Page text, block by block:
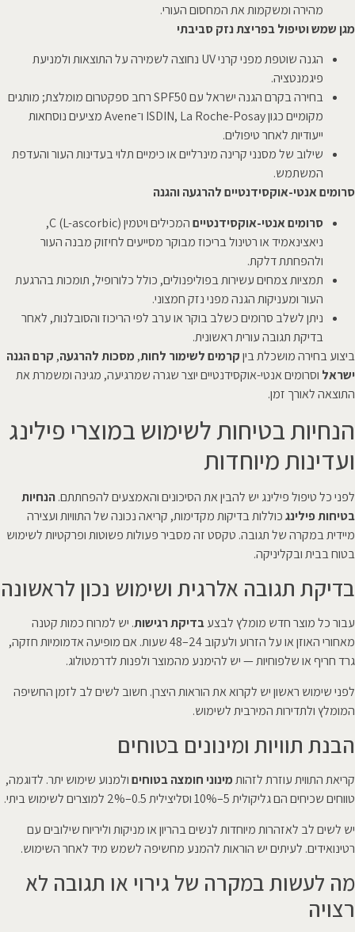
מהירה ומשקמות את המחסום העורי.
מגן שמש וטיפול בפריצת נזק סביבתי
הגנה שוטפת מפני קרני UV נחוצה לשמירה על התוצאות ולמניעת
פיגמנטציה.
בחירה בקרם הגנה ישראל עם SPF50 רחב ספקטרום מומלצת; מותגים
מקומיים כגון ISDIN, La Roche-Posay ו־Avene מציעים נוסחאות
ייעודיות לאחר טיפולים.
שילוב של מסנני קרינה מינרליים או כימיים תלוי בעדינות העור והעדפת
המשתמש.
סרומים אנטי-אוקסידנטיים להרגעה והגנה
סרומים אנטי-אוקסידנטיים
המכילים ויטמין C (L-ascorbic),
ניאצינאמיד או רטינול בריכוז מבוקר מסייעים לחיזוק מבנה העור
ולהפחתת דלקת.
תמציות צמחים עשירות בפוליפנולים, כולל כלורופיל, תומכות בהרגעת
העור ומעניקות הגנה מפני נזק חמצוני.
ניתן לשלב סרומים כשלב בוקר או ערב לפי הריכוז והסובלנות, לאחר
בדיקת תגובה עורית ראשונית.
ביצוע בחירה מושכלת ביןקרמים לשימור לחות, מסכות להרגעה, קרם הגנה
ישראל וסרומים אנטי-אוקסידנטיים יוצר שגרה שמרגיעה, מגינה ומשמרת את
התוצאה לאורך זמן.
הנחיות בטיחות לשימוש במוצרי פילינג
ועדינות מיוחדות
לפני כל טיפול פילינג יש להבין את הסיכונים והאמצעים להפחתתם.הנחיות
בטיחות פילינגכוללות בדיקות מקדימות, קריאה נכונה של התוויות ועצירה
מיידית במקרה של תגובה. טקסט זה מסביר פעולות פשוטות ופרקטיות לשימוש
בטוח בבית ובקליניקה.
בדיקת תגובה אלרגית ושימוש נכון לראשונה
עבור כל מוצר חדש מומלץ לבצעבדיקת רגישות. יש למרוח כמות קטנה
מאחורי האוזן או על הזרוע ולעקוב 24–48 שעות. אם מופיעה אדמומיות חזקה,
גרד חריף או שלפוחיות — יש להימנע מהמוצר ולפנות לדרמטולוג.
לפני שימוש ראשון יש לקרוא את הוראות היצרן. חשוב לשים לב לזמן החשיפה
המומלץ ולתדירות המירבית לשימוש.
הבנת תוויות ומינונים בטוחים
קריאת התווית עוזרת לזהותמינוני חומצה בטוחיםולמנוע שימוש יתר. לדוגמה,
טווחים שכיחים הם גליקולית 5–10% וסליצילית 0.5–2% למוצרים לשימוש ביתי.
יש לשים לב לאזהרות מיוחדות לנשים בהריון או מניקות וליריוח שילובים עם
רטינואידים. לעיתים יש הוראות להמנע מחשיפה לשמש מיד לאחר השימוש.
מה לעשות במקרה של גירוי או תגובה לא
רצויה